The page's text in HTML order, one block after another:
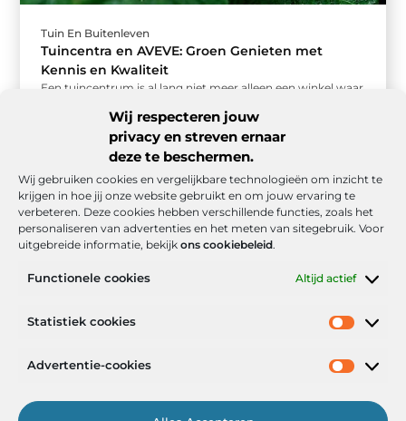
Wij respecteren jouw
privacy en streven ernaar
deze te beschermen.
Wij gebruiken cookies en vergelijkbare technologieën om inzicht te
krijgen in hoe jij onze website gebruikt en om jouw ervaring te
verbeteren. Deze cookies hebben verschillende functies, zoals het
personaliseren van advertenties en het meten van sitegebruik. Voor
uitgebreide informatie, bekijk ons cookiebeleid.
Functionele cookies Altijd actief
Statistiek cookies
Advertentie-cookies
Tuin En Buitenleven
Tuincentra en AVEVE: Groen Genieten met
Kennis en Kwaliteit
Een tuincentrum is al lang niet meer alleen een winkel waar
Onze informatie